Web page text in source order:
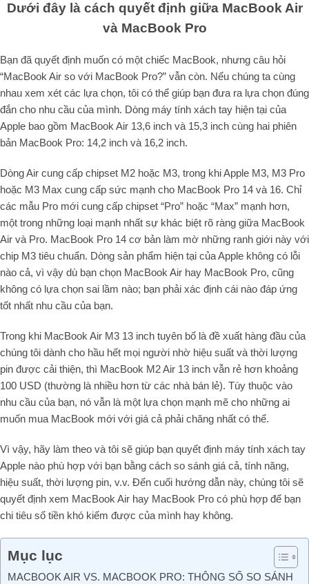
Dưới đây là cách quyết định giữa MacBook Air
và MacBook Pro
Bạn đã quyết định muốn có một chiếc MacBook, nhưng câu hỏi
“MacBook Air so với MacBook Pro?” vẫn còn. Nếu chúng ta cùng
nhau xem xét các lựa chọn, tôi có thể giúp bạn đưa ra lựa chọn đúng
đắn cho nhu cầu của mình. Dòng máy tính xách tay hiện tại của
Apple bao gồm MacBook Air 13,6 inch và 15,3 inch cùng hai phiên
bản MacBook Pro: 14,2 inch và 16,2 inch.
Dòng Air cung cấp chipset M2 hoặc M3, trong khi Apple M3, M3 Pro
hoặc M3 Max cung cấp sức mạnh cho MacBook Pro 14 và 16. Chỉ
các mẫu Pro mới cung cấp chipset “Pro” hoặc “Max” mạnh hơn,
một trong những loại mạnh nhất sự khác biệt rõ ràng giữa MacBook
Air và Pro. MacBook Pro 14 cơ bản làm mờ những ranh giới này với
chip M3 tiêu chuẩn. Dòng sản phẩm hiện tại của Apple không có lỗi
nào cả, vì vậy dù bạn chọn MacBook Air hay MacBook Pro, cũng
không có lựa chọn sai lầm nào; bạn phải xác định cái nào đáp ứng
tốt nhất nhu cầu của bạn.
Trong khi MacBook Air M3 13 inch tuyên bố là đề xuất hàng đầu của
chúng tôi dành cho hầu hết mọi người nhờ hiệu suất và thời lượng
pin được cải thiện, thì MacBook M2 Air 13 inch vẫn rẻ hơn khoảng
100 USD (thường là nhiều hơn từ các nhà bán lẻ). Tùy thuộc vào
nhu cầu của bạn, nó vẫn là một lựa chọn mạnh mẽ cho những ai
muốn mua MacBook mới với giá cả phải chăng nhất có thể.
Vì vậy, hãy làm theo và tôi sẽ giúp bạn quyết định máy tính xách tay
Apple nào phù hợp với bạn bằng cách so sánh giá cả, tính năng,
hiệu suất, thời lượng pin, v.v. Đến cuối hướng dẫn này, chúng tôi sẽ
quyết định xem MacBook Air hay MacBook Pro có phù hợp để bạn
chi tiêu số tiền khó kiếm được của mình hay không.
Mục lục
MACBOOK AIR VS. MACBOOK PRO: THÔNG SỐ SO SÁNH